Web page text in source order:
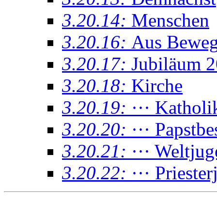
3.20.14: Menschen
3.20.16: Aus
3.20.17: Jubiläum
3.20.18: Kirche
3.20.19: ···
3.20.20: ···
3.20.21: ···
3.20.22: ···